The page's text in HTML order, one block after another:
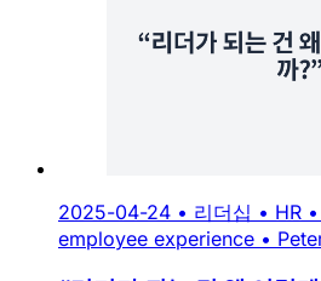
2025-04-24 • 리더십 • HR •
employee experience •